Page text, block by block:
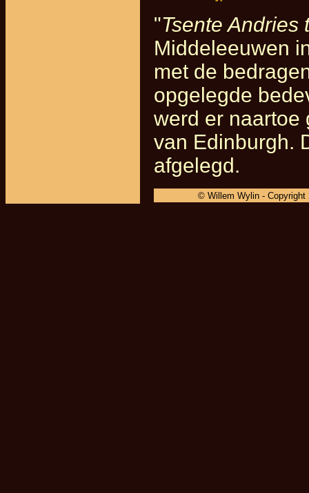
"Tsente Andries
Middeleeuwen
met de
opgelegde
werd er naartoe
van Edinburgh.
afgelegd.
© Willem Wylin - Copyright